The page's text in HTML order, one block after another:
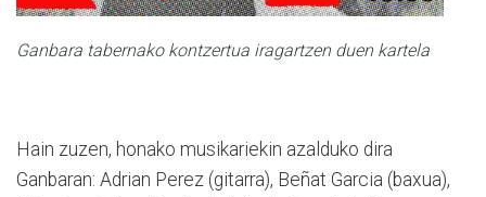
Ganbara tabernako kontzertua iragartzen duen kartela
Hain zuzen, honako musikariekin azalduko dira
Ganbaran: Adrian Perez (gitarra), Beñat Garcia (baxua),